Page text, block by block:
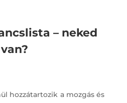
– neked
van?
hozzátartozik a mozgás és